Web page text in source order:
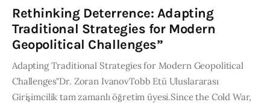
Rethinking Deterrence: Adapting
Traditional Strategies for Modern
Geopolitical Challenges”
Adapting Traditional Strategies for Modern Geopolitical
Challenges"Dr. Zoran IvanovTobb Etü Uluslararası
Girişimcilik tam zamanlı öğretim üyesi.Since the Cold War,